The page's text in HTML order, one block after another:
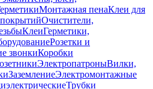
Монтажная пенаКлеи для
Очистители,
КлеиГерметики,
Розетки и
звонкиКоробки
ЭлектропатроныВилки,
ЗаземлениеЭлектромонтажные
Трубки